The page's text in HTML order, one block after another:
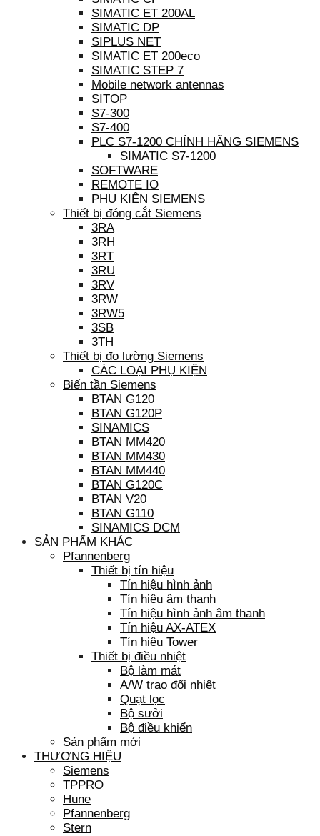
SIMATIC ET 200AL
SIMATIC DP
SIPLUS NET
SIMATIC ET 200eco
SIMATIC STEP 7
Mobile network antennas
SITOP
S7-300
S7-400
PLC S7-1200 CHÍNH HÃNG SIEMENS
SIMATIC S7-1200
SOFTWARE
REMOTE IO
PHỤ KIỆN SIEMENS
Thiết bị đóng cắt Siemens
3RA
3RH
3RT
3RU
3RV
3RW
3RW5
3SB
3TH
Thiết bị đo lường Siemens
CÁC LOẠI PHỤ KIỆN
Biến tần Siemens
BTAN G120
BTAN G120P
SINAMICS
BTAN MM420
BTAN MM430
BTAN MM440
BTAN G120C
BTAN V20
BTAN G110
SINAMICS DCM
SẢN PHẨM KHÁC
Pfannenberg
Thiết bị tín hiệu
Tín hiệu hình ảnh
Tín hiệu âm thanh
Tín hiệu hình ảnh âm thanh
Tín hiệu AX-ATEX
Tín hiệu Tower
Thiết bị điều nhiệt
Bộ làm mát
A/W trao đổi nhiệt
Quạt lọc
Bộ sưởi
Bộ điều khiển
Sản phẩm mới
THƯƠNG HIỆU
Siemens
TPPRO
Hune
Pfannenberg
Stern